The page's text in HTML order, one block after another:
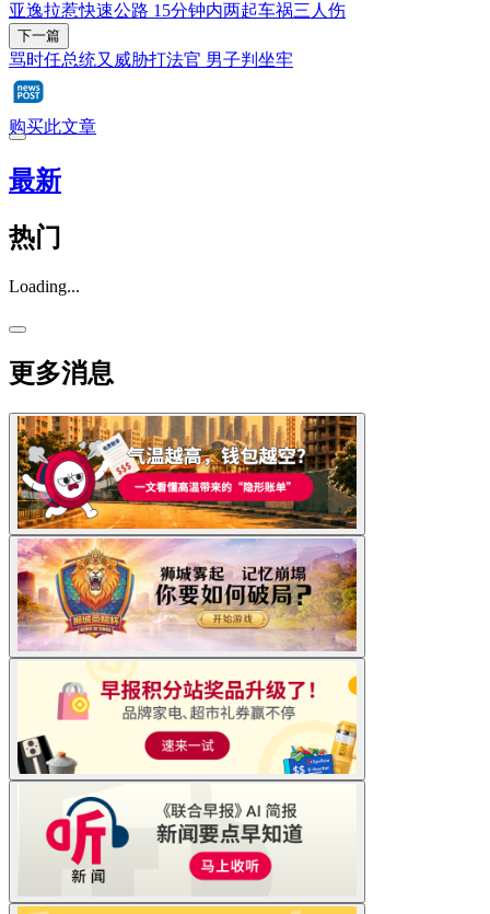
亚逸拉惹快速公路 15分钟内两起车祸三人伤
下一篇
骂时任总统又威胁打法官 男子判坐牢
购买此文章
最新
热门
Loading...
更多消息